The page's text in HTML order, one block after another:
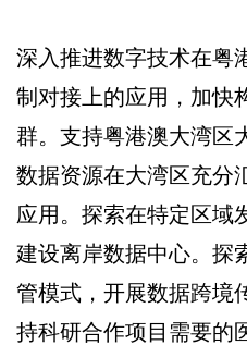
深入推进数字技术在粤
制对接上的应用，加快
群。支持粤港澳大湾区
数据资源在大湾区充分
应用。探索在特定区域
建设离岸数据中心。探
管模式，开展数据跨境
持科研合作项目需要的